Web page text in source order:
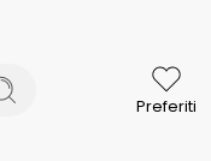
Preferiti